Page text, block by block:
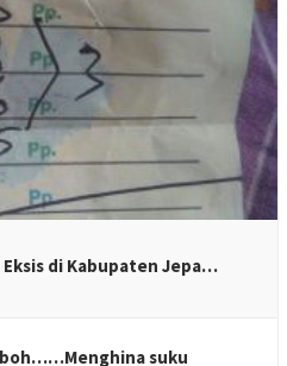
Eksis di Kabupaten Jepa…
suku